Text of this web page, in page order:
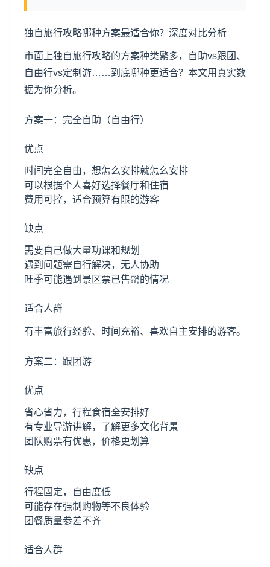
独自旅行攻略哪种方案最适合你？深度对比分析
市面上独自旅行攻略的方案种类繁多，自助vs跟团、
自由行vs定制游……到底哪种更适合？本文用真实数
据为你分析。
方案一：完全自助（自由行）
优点
时间完全自由，想怎么安排就怎么安排
可以根据个人喜好选择餐厅和住宿
费用可控，适合预算有限的游客
缺点
需要自己做大量功课和规划
遇到问题需自行解决，无人协助
旺季可能遇到景区票已售罄的情况
适合人群
有丰富旅行经验、时间充裕、喜欢自主安排的游客。
方案二：跟团游
优点
省心省力，行程食宿全安排好
有专业导游讲解，了解更多文化背景
团队购票有优惠，价格更划算
缺点
行程固定，自由度低
可能存在强制购物等不良体验
团餐质量参差不齐
适合人群